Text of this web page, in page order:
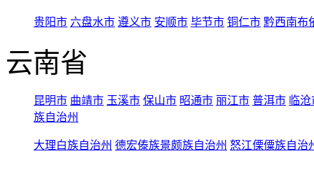
贵阳市 六盘水市 遵义市 安顺市 毕节市 铜仁市 黔西南布
云南省
昆明市 曲靖市 玉溪市 保山市 昭通市 丽江市 普洱市 临
族自治州
大理白族自治州 德宏傣族景颇族自治州 怒江傈僳族自治